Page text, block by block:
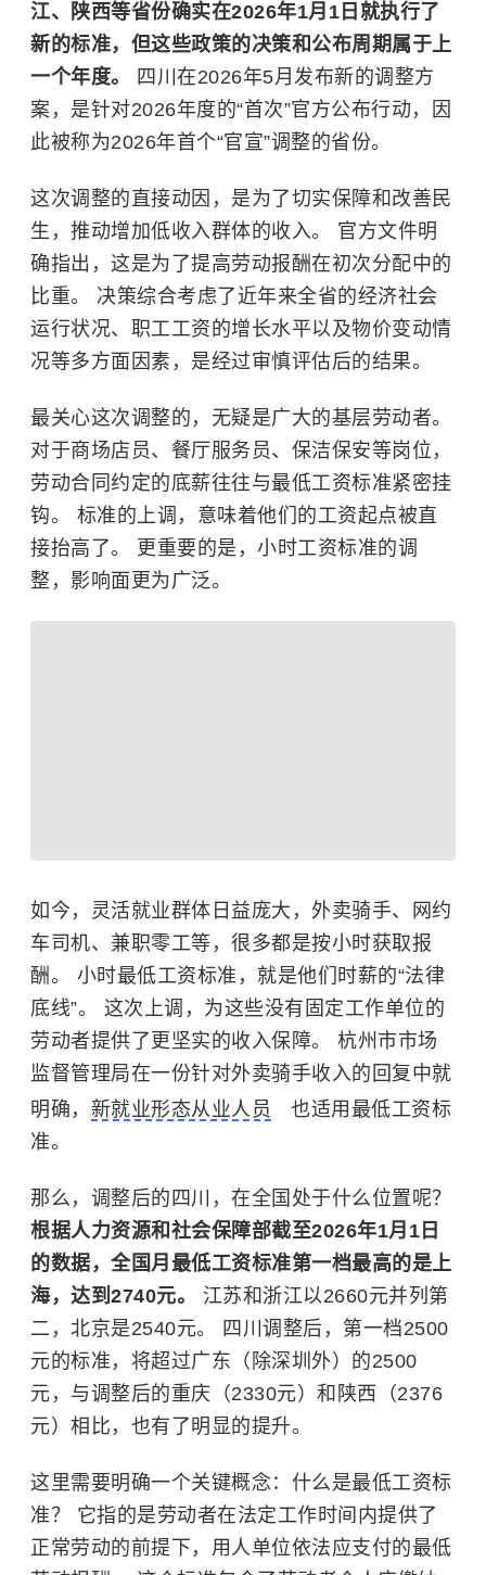
江、陕西等省份确实在2026年1月1日就执行了
新的标准，但这些政策的决策和公布周期属于上
一个年度。
四川在2026年5月发布新的调整方
案，是针对2026年度的“首次”官方公布行动，因
此被称为2026年首个“官宣”调整的省份。
这次调整的直接动因，是为了切实保障和改善民
生，推动增加低收入群体的收入。 官方文件明
确指出，这是为了提高劳动报酬在初次分配中的
比重。 决策综合考虑了近年来全省的经济社会
运行状况、职工工资的增长水平以及物价变动情
况等多方面因素，是经过审慎评估后的结果。
最关心这次调整的，无疑是广大的基层劳动者。
对于商场店员、餐厅服务员、保洁保安等岗位，
劳动合同约定的底薪往往与最低工资标准紧密挂
钩。 标准的上调，意味着他们的工资起点被直
接抬高了。 更重要的是，小时工资标准的调
整，影响面更为广泛。
如今，灵活就业群体日益庞大，外卖骑手、网约
车司机、兼职零工等，很多都是按小时获取报
酬。 小时最低工资标准，就是他们时薪的“法律
底线”。 这次上调，为这些没有固定工作单位的
劳动者提供了更坚实的收入保障。 杭州市市场
监督管理局在一份针对外卖骑手收入的回复中就
明确， 新就业形态从业人员
也适用最低工资标
准。
那么，调整后的四川，在全国处于什么位置呢？
根据人力资源和社会保障部截至2026年1月1日
的数据，全国月最低工资标准第一档最高的是上
海，达到2740元。 江苏和浙江以2660元并列第
二，北京是2540元。 四川调整后，第一档2500
元的标准，将超过广东（除深圳外）的2500
元，与调整后的重庆（2330元）和陕西（2376
元）相比，也有了明显的提升。
这里需要明确一个关键概念：什么是最低工资标
准？ 它指的是劳动者在法定工作时间内提供了
正常劳动的前提下，用人单位依法应支付的最低